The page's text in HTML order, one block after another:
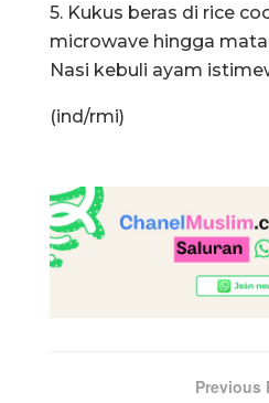
5. Kukus beras di rice
microwave hingga
Nasi kebuli ayam
(ind/rmi)
Previous